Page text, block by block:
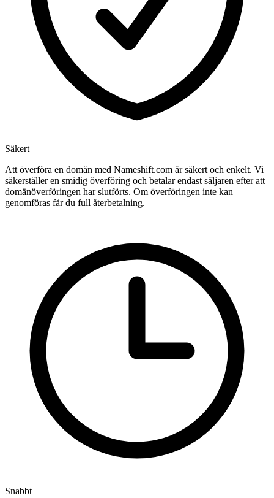
Säkert
Att överföra en domän med Nameshift.com är säkert och enkelt. Vi
säkerställer en smidig överföring och betalar endast säljaren efter att
domänöverföringen har slutförts. Om överföringen inte kan
genomföras får du full återbetalning.
Snabbt